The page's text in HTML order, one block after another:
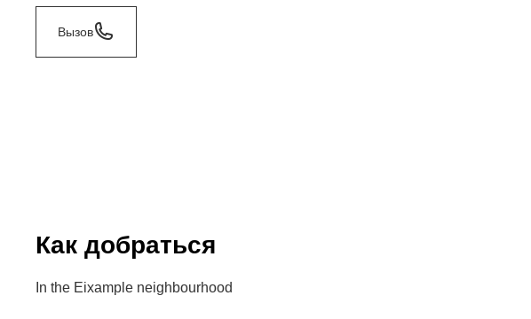
Вызов
Как добраться
In the Eixample neighbourhood